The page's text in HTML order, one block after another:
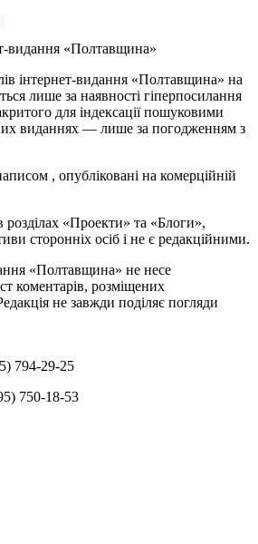
видання «Полтавщина»
інтернет-видання «Полтавщина» на
лише за наявності гіперпосилання
для індексації пошуковими
виданнях — лише за погодженням з
, опубліковані на комерційній
розділах «Проекти» та «Блоги»,
сторонніх осіб і не є редакційними.
«Полтавщина» не несе
коментарів, розміщених
не завжди поділяє погляди
794-29-25
750-18-53